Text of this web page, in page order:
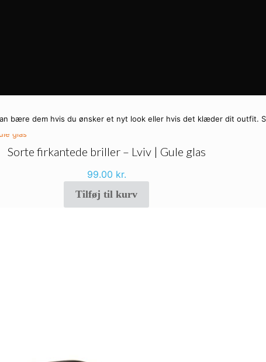
bære dem hvis du ønsker et nyt look eller hvis det klæder dit outfit.
Sorte firkantede briller – Lviv | Gule glas
99.00 kr.
Tilføj til kurv